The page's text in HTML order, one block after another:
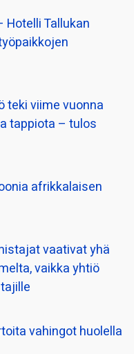
Hotelli Tallukan
teki viime vuonna
tappiota – tulos
afrikkalaisen
vaativat yhä
vaikka yhtiö
vahingot huolella